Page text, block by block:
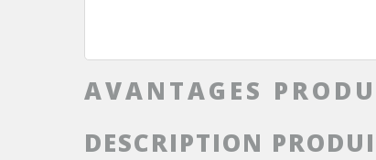
AVANTAGES
DESCRIPTION